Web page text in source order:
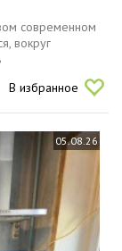
современном
вокруг
В избранное
05.08.26